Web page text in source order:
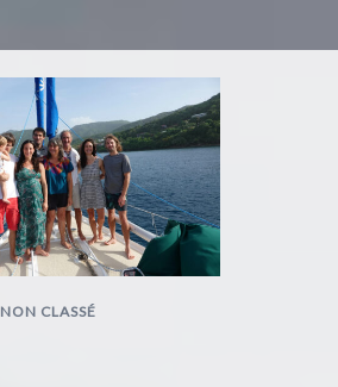
NON CLASSÉ